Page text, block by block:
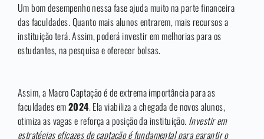
Um bom desempenho nessa fase ajuda muito na parte financeira
das faculdades. Quanto mais alunos entrarem, mais recursos a
instituição terá. Assim, poderá investir em melhorias para os
estudantes, na pesquisa e oferecer bolsas.
Assim, a Macro Captação é de extrema importância para as
faculdades em2024. Ela viabiliza a chegada de novos alunos,
otimiza as vagas e reforça a posição da instituição. Investir em
estratégias eficazes de captação é fundamental para garantir o